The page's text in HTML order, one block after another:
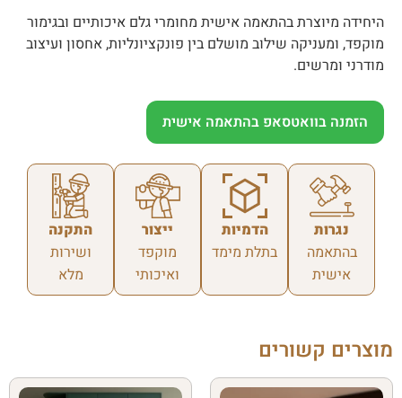
היחידה מיוצרת בהתאמה אישית מחומרי גלם איכותיים ובגימור
מוקפד, ומעניקה שילוב מושלם בין פונקציונליות, אחסון ועיצוב
מודרני ומרשים.
הזמנה בוואטסאפ בהתאמה אישית
נגרות
בהתאמה
אישית
הדמיות
בתלת מימד
ייצור
מוקפד
ואיכותי
התקנה
ושירות
מלא
מוצרים קשורים